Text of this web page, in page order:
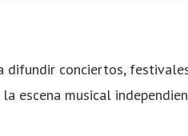
difundir conciertos,
escena musical